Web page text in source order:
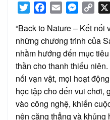
TwitterFacebook
Email
Copy
“Back to Nature – Kết nối
những chương trình của
nhằm hướng đến mục
thần cho thanh thiếu
nối vạn vật, mọi hoạt
học tập cho đến vui
vào công nghệ, khiến
nên căng thẳng và